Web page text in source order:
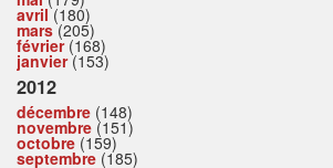
avril(180)
mars(205)
février(168)
janvier(153)
2012
décembre (148)
novembre (151)
octobre (159)
septembre (185)